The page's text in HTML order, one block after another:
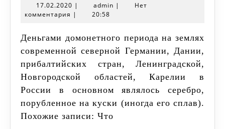
17.02.2020 17.02.2020
| admin admin
|
Нет
комментария | 20:58
Деньгами домонетного периода на землях
современной северной Германии, Дании,
прибалтийских стран, Ленинградской,
Новгородской областей, Карелии в
России в основном являлось серебро,
порубленное на куски (иногда его сплав).
Похожие записи: Что